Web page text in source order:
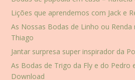
Lições que aprendemos com Jack e
As Nossas Bodas de Linho ou
Thiago
Jantar surpresa super inspirador da
As Bodas de Trigo da Fly e do Pedro
Download